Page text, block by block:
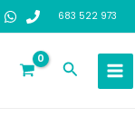
683 522 973
Buscar